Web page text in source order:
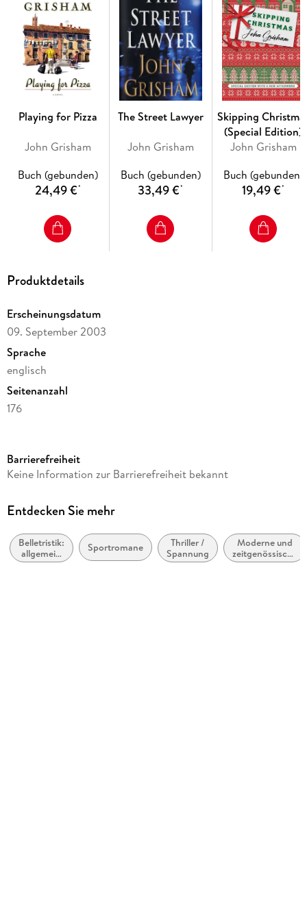
Now, as Coach Rake's "boys” sit in the bleachers waiting for
the dimming field lights to signal his passing, they replay the
old games, relive the old glories, and try to decide once and
for all whether they love Eddie Rake - or hate him. For Neely
Crenshaw, a man who must finally forgive his coach - and
himself - before he can get on with his life, the stakes are
especially high.
Playing for Pizza
John Grisham
Buch (gebunden)
24,49 €*
The Street Lawyer
John Grisham
Buch (gebunden)
33,49 €*
Skipping
(Special Edition)
John Grisham
Buch (gebunden)
19,49 €*
Produktdetails
Erscheinungsdatum
09. September 2003
Sprache
englisch
Seitenanzahl
176
Autor/Autorin
Verlag/Hersteller
Produktart
gebunden
Barrierefreiheit
Keine Information zur Barrierefreiheit bekannt
Entdecken Sie mehr
Belletristik:
allgemein
und
Sportromane
Thriller /
Spannung
Moderne und
zeitgenössische
Belletristik: